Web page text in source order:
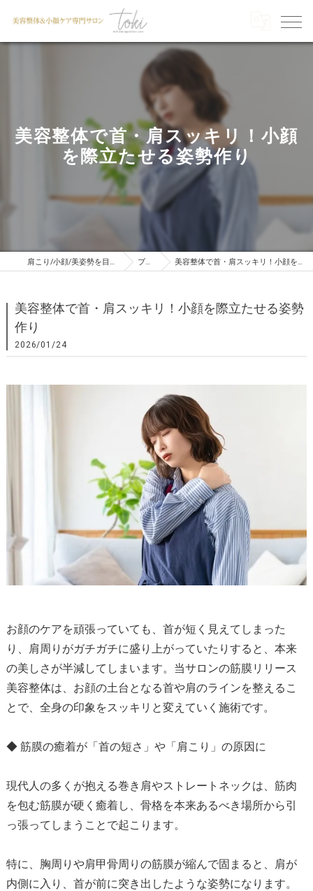
美容整体で首・肩スッキリ！小顔
を際立たせる姿勢作り
肩こり/小顔/美姿勢を目指すならTOKI ブログ 美容整体で首・肩スッキリ！小顔を際立たせる姿勢作り
美容整体で首・肩スッキリ！小顔を際立たせる姿勢
作り
2026/01/24
お顔のケアを頑張っていても、首が短く見えてしまった
り、肩周りがガチガチに盛り上がっていたりすると、本来
の美しさが半減してしまいます。当サロンの筋膜リリース
美容整体は、お顔の土台となる首や肩のラインを整えるこ
とで、全身の印象をスッキリと変えていく施術です。
◆ 筋膜の癒着が「首の短さ」や「肩こり」の原因に
現代人の多くが抱える巻き肩やストレートネックは、筋肉
を包む筋膜が硬く癒着し、骨格を本来あるべき場所から引
っ張ってしまうことで起こります。
特に、胸周りや肩甲骨周りの筋膜が縮んで固まると、肩が
内側に入り、首が前に突き出したような姿勢になります。